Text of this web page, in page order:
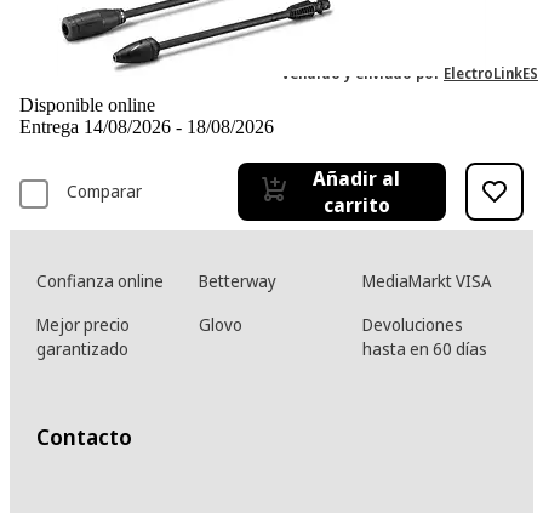
112,66 €
Vendido y enviado por ElectroLinkES
Disponible online
Entrega 14/08/2026 - 18/08/2026
Comparar
Añadir al
carrito
Confianza online Betterway
MediaMarkt VISA
Mejor precio
garantizado
Glovo
Devoluciones
hasta en 60 días
Contacto